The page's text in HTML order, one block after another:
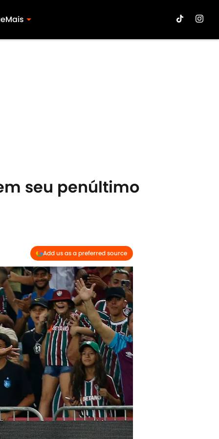
Mais
seu penúltimo
Add us as a preferred source